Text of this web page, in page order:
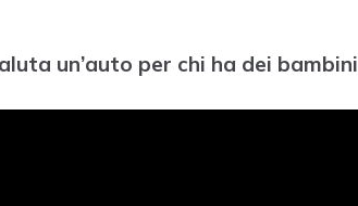
un’auto per chi ha dei